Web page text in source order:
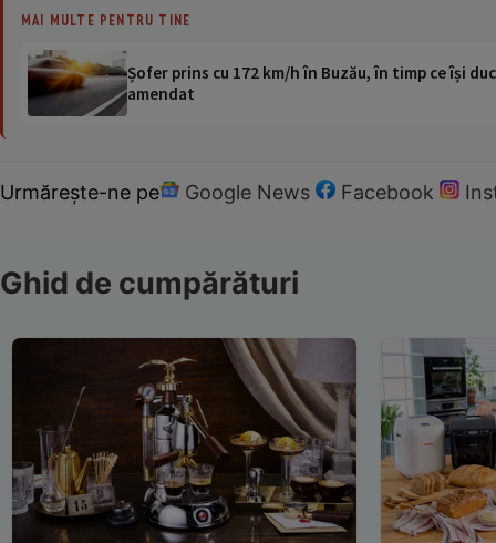
MAI MULTE PENTRU TINE
Șofer prins cu 172 km/h în Buzău, în timp ce își
amendat
Urmărește-ne pe Google News Facebook
Ghid de cumpărături